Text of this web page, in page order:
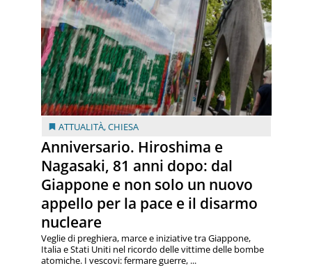
ATTUALITÀ,CHIESA
Anniversario. Hiroshima e
Nagasaki, 81 anni dopo: dal
Giappone e non solo un nuovo
appello per la pace e il disarmo
nucleare
Veglie di preghiera, marce e iniziative tra Giappone,
Italia e Stati Uniti nel ricordo delle vittime delle bombe
atomiche. I vescovi: fermare guerre, ...